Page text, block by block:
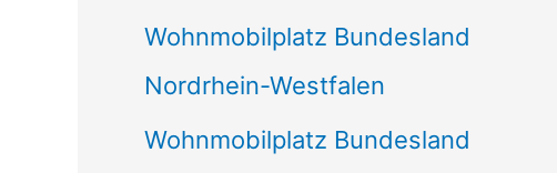
Wohnmobilplatz Bundesland
Nordrhein-Westfalen
Wohnmobilplatz Bundesland